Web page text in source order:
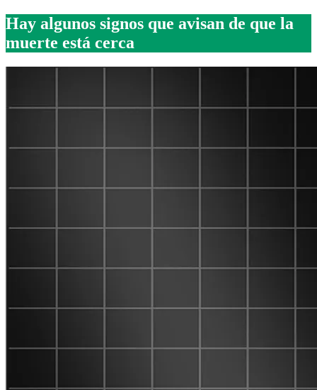
Hay algunos signos que avisan de que la
muerte está cerca